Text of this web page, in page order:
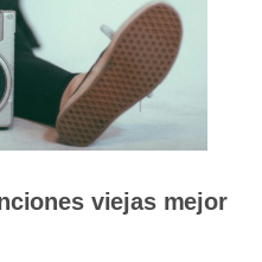
viejas mejor